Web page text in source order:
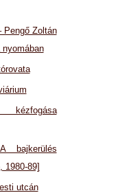
Pengő Zoltán
bajkerülés
1980-89]
utcán